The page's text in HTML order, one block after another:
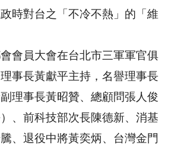
時對台之「不冷不熱」的「維
會員大會在台北市三軍軍官俱
事長黃獻平主持，名譽理事長
理事長黃昭贊、總顧問張人俊
）、前科技部次長陳德新、消基
、退役中將黃奕炳、台灣金門